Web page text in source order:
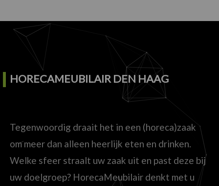
HORECAMEUBILAIR DEN HAAG
Tegenwoordig draait het in een (horeca)zaak
om meer dan alleen heerlijk eten en drinken.
Welke sfeer straalt uw zaak uit en past deze bij
uw doelgroep? HorecaMeubilair denkt met u